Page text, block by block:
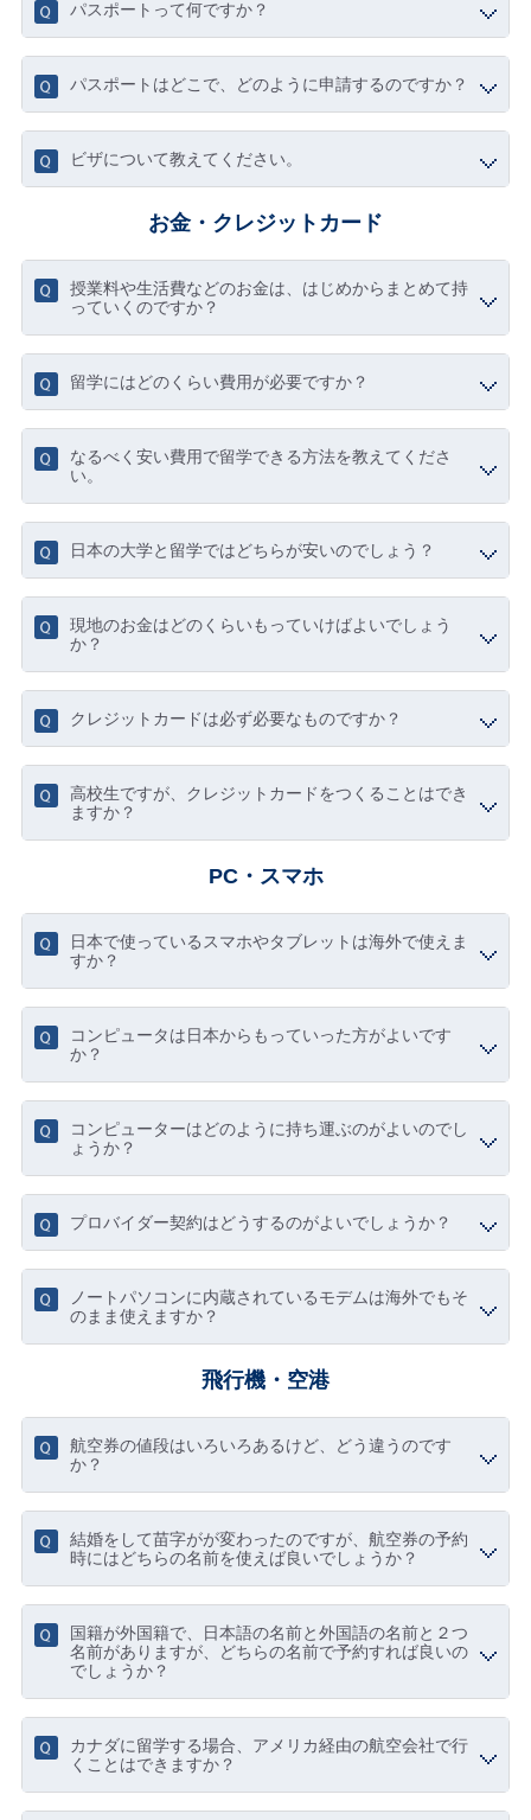
パスポートって何ですか？
パスポートはどこで、どのように申請するのですか？
ビザについて教えてください。
お金・クレジットカード
授業料や生活費などのお金は、はじめからまとめて持
っていくのですか？
留学にはどのくらい費用が必要ですか？
なるべく安い費用で留学できる方法を教えてくださ
い。
日本の大学と留学ではどちらが安いのでしょう？
現地のお金はどのくらいもっていけばよいでしょう
か？
クレジットカードは必ず必要なものですか？
高校生ですが、クレジットカードをつくることはでき
ますか？
PC・スマホ
日本で使っているスマホやタブレットは海外で使えま
すか？
コンピュータは日本からもっていった方がよいです
か？
コンピューターはどのように持ち運ぶのがよいのでし
ょうか？
プロバイダー契約はどうするのがよいでしょうか？
ノートパソコンに内蔵されているモデムは海外でもそ
のまま使えますか？
飛行機・空港
航空券の値段はいろいろあるけど、どう違うのです
か？
結婚をして苗字がが変わったのですが、航空券の予約
時にはどちらの名前を使えば良いでしょうか？
国籍が外国籍で、日本語の名前と外国語の名前と２つ
名前がありますが、どちらの名前で予約すれば良いの
でしょうか？
カナダに留学する場合、アメリカ経由の航空会社で行
くことはできますか？